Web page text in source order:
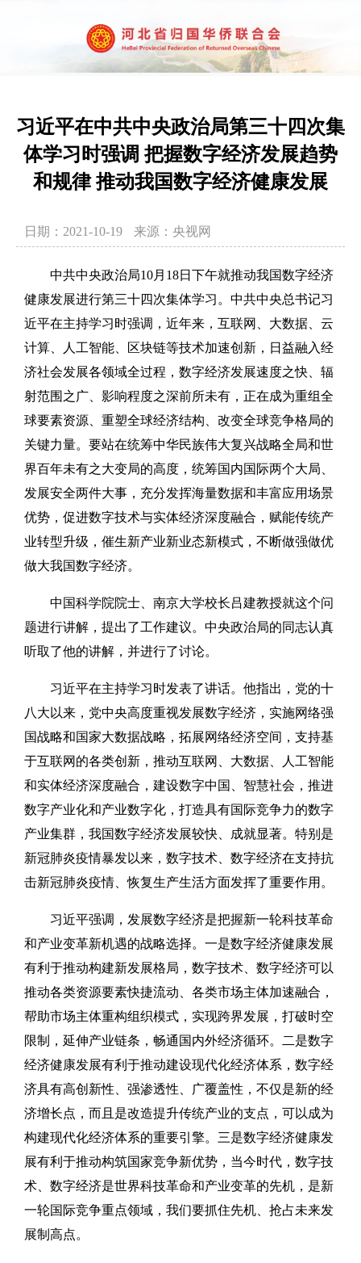
习近平在中共中央政治局第三十四次集
体学习时强调 把握数字经济发展趋势
和规律 推动我国数字经济健康发展
日期：2021-10-19 来源：央视网
中共中央政治局10月18日下午就推动我国数字经济
健康发展进行第三十四次集体学习。中共中央总书记习
近平在主持学习时强调，近年来，互联网、大数据、云
计算、人工智能、区块链等技术加速创新，日益融入经
济社会发展各领域全过程，数字经济发展速度之快、辐
射范围之广、影响程度之深前所未有，正在成为重组全
球要素资源、重塑全球经济结构、改变全球竞争格局的
关键力量。要站在统筹中华民族伟大复兴战略全局和世
界百年未有之大变局的高度，统筹国内国际两个大局、
发展安全两件大事，充分发挥海量数据和丰富应用场景
优势，促进数字技术与实体经济深度融合，赋能传统产
业转型升级，催生新产业新业态新模式，不断做强做优
做大我国数字经济。
中国科学院院士、南京大学校长吕建教授就这个问
题进行讲解，提出了工作建议。中央政治局的同志认真
听取了他的讲解，并进行了讨论。
习近平在主持学习时发表了讲话。他指出，党的十
八大以来，党中央高度重视发展数字经济，实施网络强
国战略和国家大数据战略，拓展网络经济空间，支持基
于互联网的各类创新，推动互联网、大数据、人工智能
和实体经济深度融合，建设数字中国、智慧社会，推进
数字产业化和产业数字化，打造具有国际竞争力的数字
产业集群，我国数字经济发展较快、成就显著。特别是
新冠肺炎疫情暴发以来，数字技术、数字经济在支持抗
击新冠肺炎疫情、恢复生产生活方面发挥了重要作用。
习近平强调，发展数字经济是把握新一轮科技革命
和产业变革新机遇的战略选择。一是数字经济健康发展
有利于推动构建新发展格局，数字技术、数字经济可以
推动各类资源要素快捷流动、各类市场主体加速融合，
帮助市场主体重构组织模式，实现跨界发展，打破时空
限制，延伸产业链条，畅通国内外经济循环。二是数字
经济健康发展有利于推动建设现代化经济体系，数字经
济具有高创新性、强渗透性、广覆盖性，不仅是新的经
济增长点，而且是改造提升传统产业的支点，可以成为
构建现代化经济体系的重要引擎。三是数字经济健康发
展有利于推动构筑国家竞争新优势，当今时代，数字技
术、数字经济是世界科技革命和产业变革的先机，是新
一轮国际竞争重点领域，我们要抓住先机、抢占未来发
展制高点。